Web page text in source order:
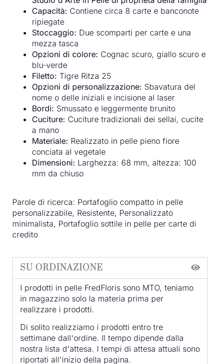
Capacità: Contiene circa 8 carte e banconote
ripiegate
Stoccaggio: Due scomparti per carte e una
mezza tasca
Opzioni di colore: Cognac scuro, giallo scuro e
blu-verde
Filetto: Tigre Ritza 25
Opzioni di personalizzazione: Sbavatura del
nome o delle iniziali e incisione al laser
Bordi: Smussato e leggermente brunito
Cuciture: Cuciture tradizionali dei sellai, cucite
a mano
Materiale: Realizzato in pelle pieno fiore
conciata al vegetale
Dimensioni: Larghezza: 68 mm, altezza: 100
mm da chiuso
Parole di ricerca: Portafoglio compatto in pelle
personalizzabile, Resistente, Personalizzato
minimalista, Portafoglio sottile in pelle per carte di
credito
SU ORDINAZIONE
I prodotti in pelle FredFloris sono MTO, teniamo
in magazzino solo la materia prima per
realizzare i prodotti.
Di solito realizziamo i prodotti entro tre
settimane dall'ordine. Il tempo dipende dalla
nostra lista d'attesa. I tempi di attesa attuali sono
riportati all'inizio della pagina.